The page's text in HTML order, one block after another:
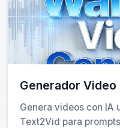
Caso real:
para
Una empresa española
sus nuevos diseños sin
fotográficas completas.
Generador Video
Genera videos con IA
Text2Vid para